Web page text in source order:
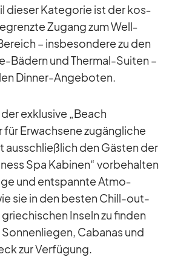
die­ser Ka­te­go­rie ist der kos­
Zu­gang zum Well­
– ins­be­son­dere zu den
Bä­dern und Ther­mal-Sui­ten –
Din­ner-An­ge­bo­ten.
ex­klu­sive „Beach
für Er­wach­sene zu­gäng­li­che
aus­schließ­lich den Gäs­ten der
Spa Ka­bi­nen“ vor­be­hal­ten
und ent­spannte At­mo­
sie in den bes­ten Chill-out-
In­seln zu fin­den
Ca­ba­nas und
zur Ver­fü­gung.